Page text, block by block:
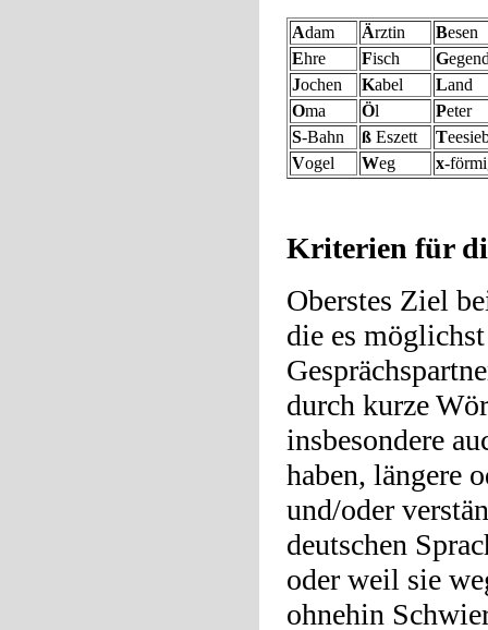
Adam Ärztin Besen
Ehre Fisch G
Jochen Kabel Land
Oma Öl Peter
S-Bahn ß Eszett T
Vogel Weg x-
Kriterien für
Oberstes Ziel
die es
durch kurze
insbesondere
haben, längere
und/oder
deutschen
oder weil sie
ohnehin